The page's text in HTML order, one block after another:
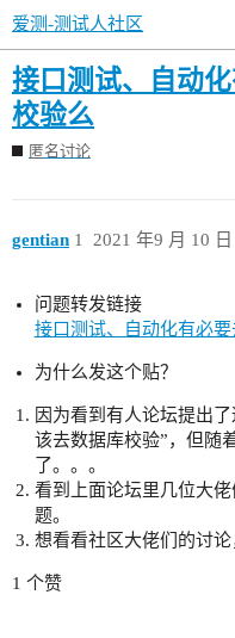
爱测-测试人社区
接口测试、自动
校验么
匿名讨论
gentian 2021 年9 月 10 日
1
问题转发链接
接口测试、自动化有必要
为什么发这个贴？
因为看到有人论坛提出
该去数据库校验”，但随
了。。。
看到上面论坛里几位大
题。
想看看社区大佬们的讨论
1 个赞